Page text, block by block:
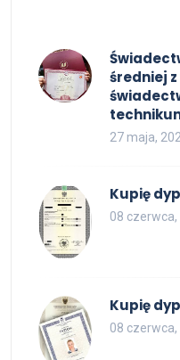
średniej
27 maja,
Kupię
08 czerwca,
Kupię
08 czerwca,